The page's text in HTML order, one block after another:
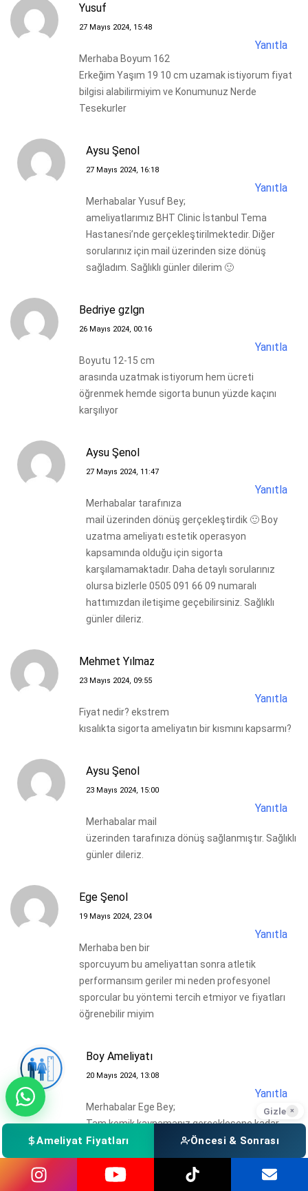
Yusuf
27 Mayıs 2024, 15:48
Yanıtla
Merhaba Boyum 162
Erkeğim Yaşım 19 10 cm uzamak istiyorum fiyat
bilgisi alabilirmiyim ve Konumunuz Nerde
Tesekurler
Aysu Şenol
27 Mayıs 2024, 16:18
Yanıtla
Merhabalar Yusuf Bey;
ameliyatlarımız BHT Clinic İstanbul Tema
Hastanesi’nde gerçekleştirilmektedir. Diğer
sorularınız için mail üzerinden size dönüş
sağladım. Sağlıklı günler dilerim 🙂
Bedriye gzlgn
26 Mayıs 2024, 00:16
Yanıtla
Boyutu 12-15 cm
arasında uzatmak istiyorum hem ücreti
öğrenmek hemde sigorta bunun yüzde kaçını
karşılıyor
Aysu Şenol
27 Mayıs 2024, 11:47
Yanıtla
Merhabalar tarafınıza
mail üzerinden dönüş gerçekleştirdik 🙂 Boy
uzatma ameliyatı estetik operasyon
kapsamında olduğu için sigorta
karşılamamaktadır. Daha detaylı sorularınız
olursa bizlerle 0505 091 66 09 numaralı
hattımızdan iletişime geçebilirsiniz. Sağlıklı
günler dileriz.
Mehmet Yılmaz
23 Mayıs 2024, 09:55
Yanıtla
Fiyat nedir? ekstrem
kısalıkta sigorta ameliyatın bir kısmını kapsarmı?
Aysu Şenol
23 Mayıs 2024, 15:00
Yanıtla
Merhabalar mail
üzerinden tarafınıza dönüş sağlanmıştır. Sağlıklı
günler dileriz.
Ege Şenol
19 Mayıs 2024, 23:04
Yanıtla
Merhaba ben bir
sporcuyum bu ameliyattan sonra atletik
performansım geriler mi neden profesyonel
sporcular bu yöntemi tercih etmiyor ve fiyatları
öğrenebilir miyim
Boy Ameliyatı
20 Mayıs 2024, 13:08
Yanıtla
Merhabalar Ege Bey;
Tam kemik kaynamanız gerçekleşene kadar
spor hayatına mola vermek gerekmektedir.
Ameliyat sonrasındaki hareket süreçlerinizi
doktorumuz yönlendirmekte ve her hastanın
Gizle ×
Ameliyat Fiyatları Öncesi & Sonrası